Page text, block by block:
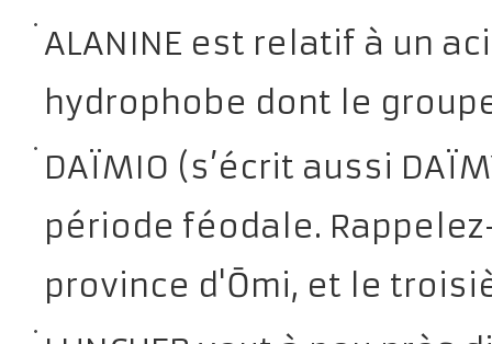
ALANINE est relatif à un
hydrophobe dont le
DAÏMIO (s’écrit aussi
période féodale.
province d'Ōmi, et le